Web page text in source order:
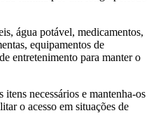
água potável, medicamentos,
equipamentos de
entretenimento para manter o
necessários e mantenha-os
o acesso em situações de